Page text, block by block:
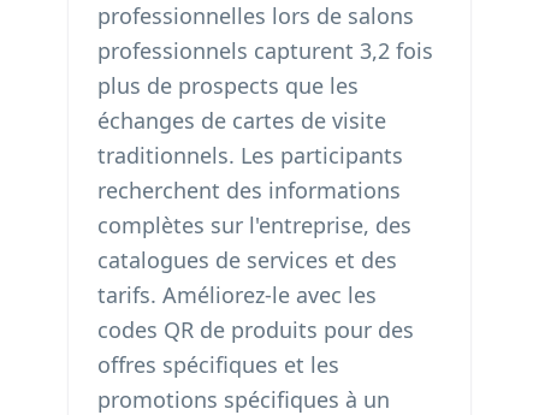
professionnelles lors de salons
professionnels capturent 3,2 fois
plus de prospects que les
échanges de cartes de visite
traditionnels. Les participants
recherchent des informations
complètes sur l'entreprise, des
catalogues de services et des
tarifs. Améliorez-le avec les
codes QR de produits pour des
offres spécifiques et les
promotions spécifiques à un